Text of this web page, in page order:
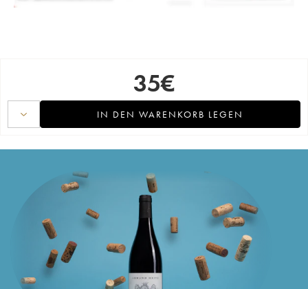
35€
IN DEN WARENKORB LEGEN